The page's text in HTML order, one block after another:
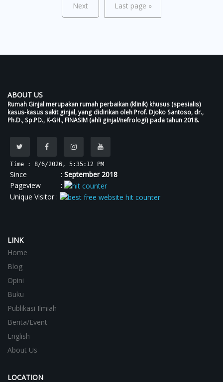
Next Last page »
ABOUT US
Rumah Ginjal merupakan rumah perbaikan (klinik) khusus (spesialis)
kasus-kasus sakit ginjal, yang didirikan oleh Prof. Djoko Santoso, dr.,
Ph.D., Sp.PD., K-GH., FINASIM (ahli ginjal/nefrologi) pada tahun 2018.
Time : 8/6/2026, 5:35:12 PM
Since : September 2018
Pageview :
Unique Visitor :
LINK
Home
Blog
Opini
Buku
Publikasi Ilmiah
Berita/Event
English
About Us
LOCATION